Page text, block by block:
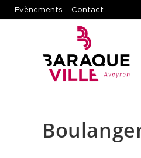
Evènements Contact